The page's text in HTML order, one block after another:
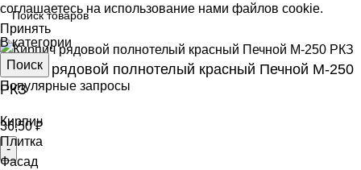
В категории
Поиск
Популярные запросы
Кирпич
Плитка
Фасад
соглашаетесь на использование нами файлов cookie.
Принять
Кирпич рядовой полнотелый красный Печной М-250
РКЗ
36,50₽